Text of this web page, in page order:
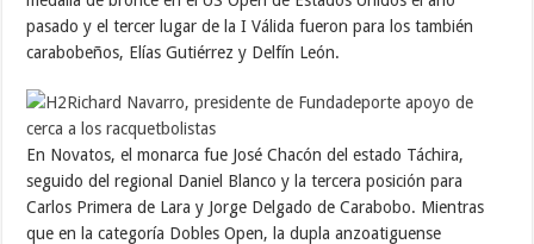
pasado y el tercer lugar de la I Válida fueron para los también
carabobeños, Elías Gutiérrez y Delfín León.
En Novatos, el monarca fue José Chacón del estado Táchira,
seguido del regional Daniel Blanco y la tercera posición para
Carlos Primera de Lara y Jorge Delgado de Carabobo. Mientras
que en la categoría Dobles Open, la dupla anzoatiguense